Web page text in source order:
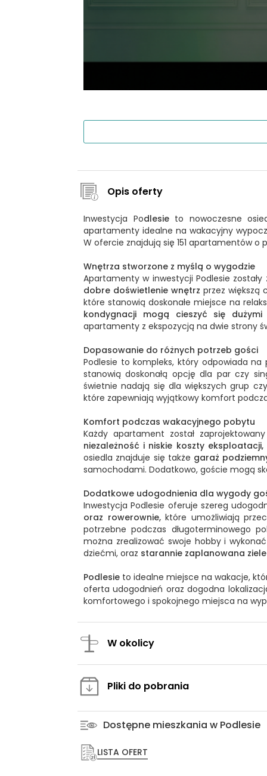
Opis oferty
Inwestycja Podlesieto nowoczesne
apartamenty idealne na wakacyjny
W ofercie znajdują się 151 apartamentów
Wnętrza stworzone z myślą o wygodzie
Apartamenty w inwestycji Podlesie
dobre doświetlenie wnętrz przez większą
które stanowią doskonałe miejsce na
kondygnacji mogą cieszyć się dużymi
apartamenty z ekspozycją na dwie strony
Dopasowanie do różnych potrzeb gości
Podlesie to kompleks, który odpowiada
stanowią doskonałą opcję dla par czy
świetnie nadają się dla większych grup
które zapewniają wyjątkowy komfort
Komfort podczas wakacyjnego pobytu
Każdy apartament został
niezależność i niskie koszty eksploatacji,
osiedla znajduje się także garaż
samochodami. Dodatkowo, goście mogą
Dodatkowe udogodnienia dla wygody
Inwestycja Podlesie oferuje szereg
oraz rowerownie,które umożliwiają
potrzebne podczas długoterminowego
można zrealizować swoje hobby i
dziećmi, oraz starannie zaplanowana
Podlesie to idealne miejsce na wakacje,
oferta udogodnień oraz dogodna
komfortowego i spokojnego miejsca na
W okolicy
Pliki do pobrania
Dostępne mieszkania w Podlesie
LISTA OFERT